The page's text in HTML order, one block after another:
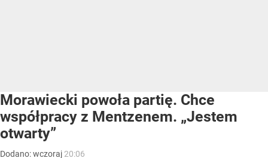
Morawiecki powoła partię. Chce
współpracy z Mentzenem. „Jestem
otwarty”
Dodano:wczoraj 20:06